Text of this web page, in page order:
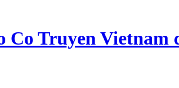
Co Truyen Vietnam